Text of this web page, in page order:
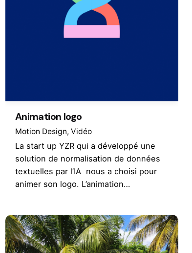
Animation logo
Motion Design Vidéo
La start up YZR qui a développé une
solution de normalisation de données
textuelles par l’IA nous a choisi pour
animer son logo. L’animation…